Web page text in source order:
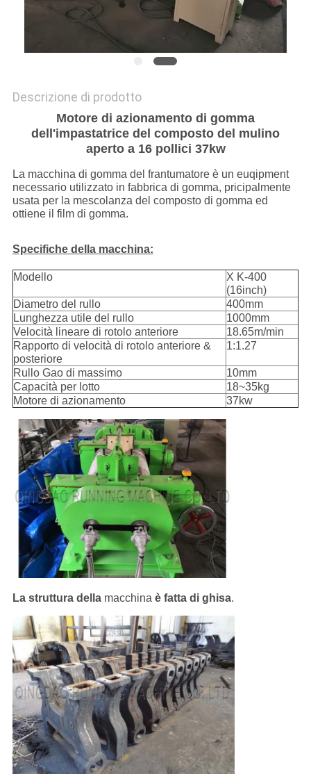
Descrizione di prodotto
Motore di azionamento di gomma
dell'impastatrice del composto del mulino
aperto a 16 pollici 37kw
La macchina di gomma del frantumatore è un euqipment
necessario utilizzato in fabbrica di gomma, pricipalmente
usata per la mescolanza del composto di gomma ed
ottiene il film di gomma.
Specifiche della macchina:
Modello
X K-400
(16inch)
Diametro del rullo
400mm
Lunghezza utile del rullo
1000mm
Velocità lineare di rotolo anteriore
18.65m/min
Rapporto di velocità di rotolo anteriore &
posteriore
1:1.27
Rullo Gao di massimo
10mm
Capacità per lotto
18~35kg
Motore di azionamento
37kw
La struttura dellamacchina è fatta di ghisa.